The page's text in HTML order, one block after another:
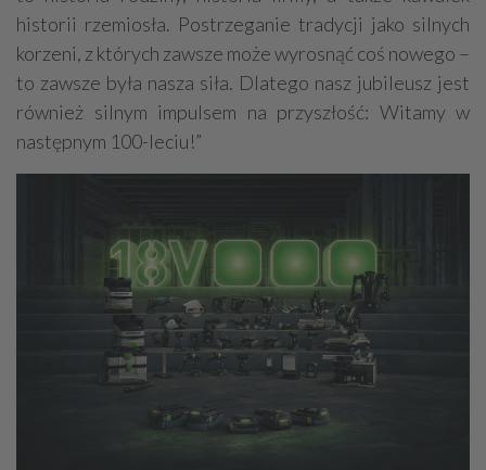
historii rzemiosła. Postrzeganie tradycji jako silnych
korzeni, z których zawsze może wyrosnąć coś nowego –
to zawsze była nasza siła. Dlatego nasz jubileusz jest
również silnym impulsem na przyszłość: Witamy w
następnym 100-leciu!”